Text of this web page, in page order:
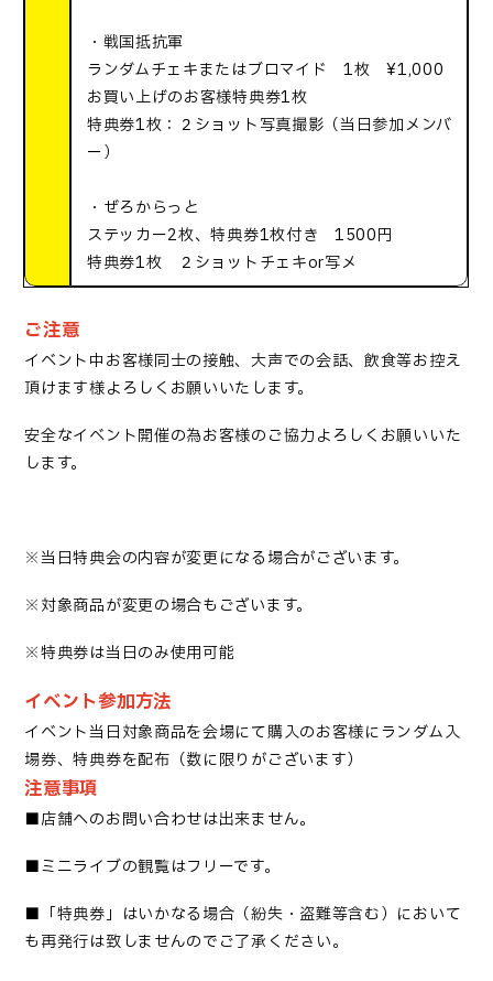
・戦国抵抗軍
ランダムチェキまたはブロマイド 1枚 ¥1,000
お買い上げのお客様特典券1枚
特典券1枚：２ショット写真撮影（当日参加メンバ
ー）
・ぜろからっと
ステッカー2枚、特典券1枚付き 1500円
特典券1枚 ２ショットチェキor写メ
ご注意
イベント中お客様同士の接触、大声での会話、飲食等お控え
頂けます様よろしくお願いいたします。
安全なイベント開催の為お客様のご協力よろしくお願いいた
します。
※当日特典会の内容が変更になる場合がございます。
※対象商品が変更の場合もございます。
※特典券は当日のみ使用可能
イベント参加方法
イベント当日対象商品を会場にて購入のお客様にランダム入
場券、特典券を配布（数に限りがございます）
注意事項
■店舗へのお問い合わせは出来ません。
■ミニライブの観覧はフリーです。
■「特典券」はいかなる場合（紛失・盗難等含む）において
も再発行は致しませんのでご了承ください。